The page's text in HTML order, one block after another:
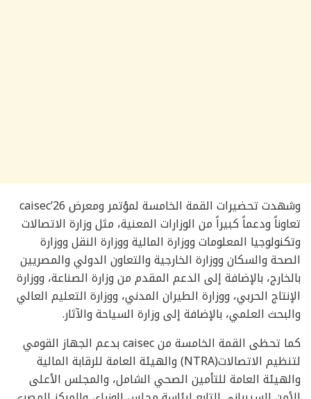
وشهدت تحضيرات القمة الخامسة لمؤتمر ومعرض caisec’26
تعاوناً ودعماً كبيراً من الوزارات المعنية، مثل وزارة الاتصالات
وتكنولوجيا المعلومات ووزارة المالية ووزارة النقل ووزارة
الصحة والسكان ووزارة الخارجية والتعاون الدولي والمصريين
بالخارج، بالإضافة إلى الدعم المقدم من وزارة الصناعة، ووزارة
الإنتاج الحربي، ووزارة الطيران المدني، ووزارة التعليم العالي
والبحث العلمي، بالإضافة إلى وزارة السياحة والآثار.
كما تحظى القمة الخامسة من caisec بدعم الجهاز القومي
لتنظيم الاتصالات(NTRA) والهيئة العامة للرقابة المالية
والهيئة العامة للتأمين الصحي الشامل، والمجلس الأعلى